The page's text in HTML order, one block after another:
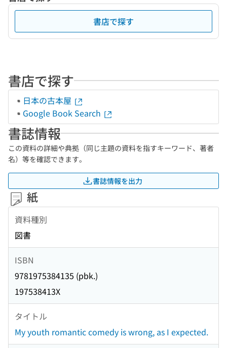
書店で探す
書店で探す
日本の古本屋
Google Book Search
書誌情報
この資料の詳細や典拠（同じ主題の資料を指すキーワード、著者
名）等を確認できます。
書誌情報を出力
紙
資料種別
図書
ISBN
9781975384135 (pbk.)
197538413X
タイトル
My youth romantic comedy is wrong, as I expected.